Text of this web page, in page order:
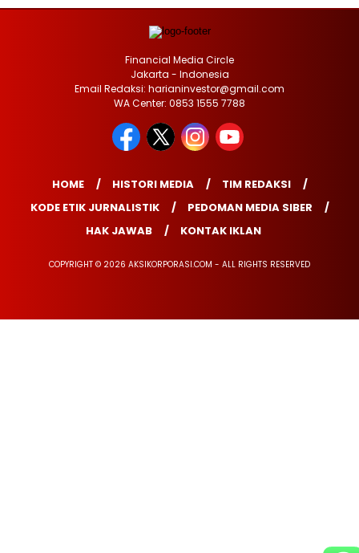
Financial Media Circle
Jakarta - Indonesia
Email Redaksi: harianinvestor@gmail.com
WA Center: 0853 1555 7788
HOME HISTORI MEDIA
TIM REDAKSI
KODE ETIK JURNALISTIK
PEDOMAN MEDIA SIBER
HAK JAWAB
KONTAK IKLAN
COPYRIGHT © 2026 AKSIKORPORASI.COM - ALL RIGHTS RESERVED